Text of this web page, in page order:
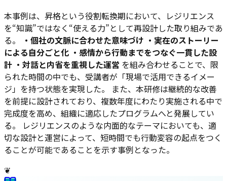
本事例は、昇格という役割転換期において、レジリエンス
を“知識”ではなく“使える力”として再設計した取り組みであ
る。
・個社の文脈に合わせた意味づけ ・実在のストーリー
による自分ごと化 ・感情から行動までをつなぐ一貫した設
計 ・対話と内省を重視した運営 を組み合わせることで、限
られた時間の中でも、受講者が「現場で活用できるイメー
ジ」を持つ状態を実現した。 また、本研修は継続的な改善
を前提に設計されており、複数年度にわたり実施される中で
完成度を高め、組織に適応したプログラムへと発展してい
る。 レジリエンスのような内面的なテーマにおいても、適
切な設計と運営によって、短時間でも行動変容の起点をつく
ることが可能であることを示す事例となった。
❦